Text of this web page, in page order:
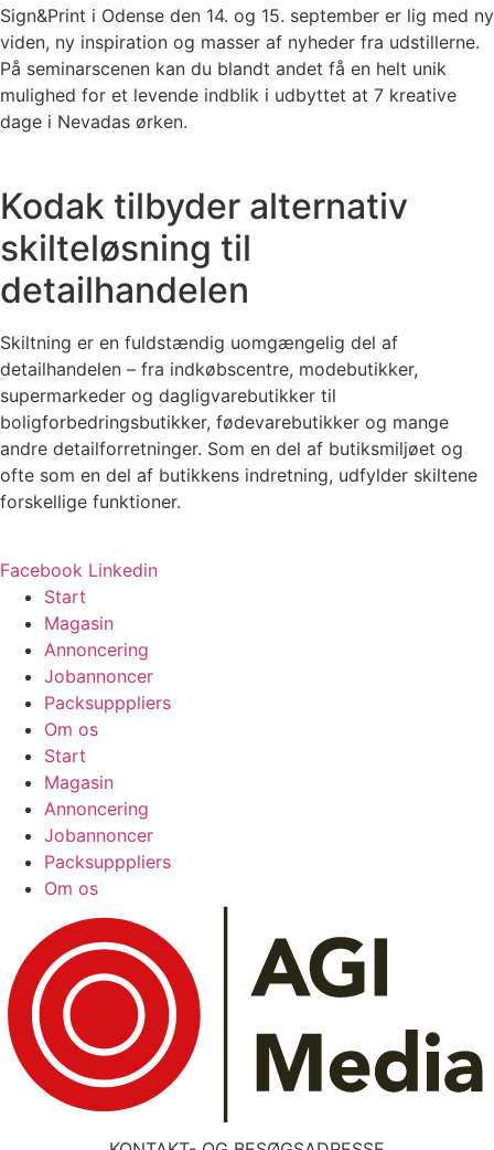
Sign&Print i Odense den 14. og 15. september er lig med ny
viden, ny inspiration og masser af nyheder fra udstillerne.
På seminarscenen kan du blandt andet få en helt unik
mulighed for et levende indblik i udbyttet at 7 kreative
dage i Nevadas ørken.
Kodak tilbyder alternativ
skilteløsning til
detailhandelen
Skiltning er en fuldstændig uomgængelig del af
detailhandelen – fra indkøbscentre, modebutikker,
supermarkeder og dagligvarebutikker til
boligforbedringsbutikker, fødevarebutikker og mange
andre detailforretninger. Som en del af butiksmiljøet og
ofte som en del af butikkens indretning, udfylder skiltene
forskellige funktioner.
Facebook Linkedin
Start
Magasin
Annoncering
Jobannoncer
Packsupppliers
Om os
Start
Magasin
Annoncering
Jobannoncer
Packsupppliers
Om os